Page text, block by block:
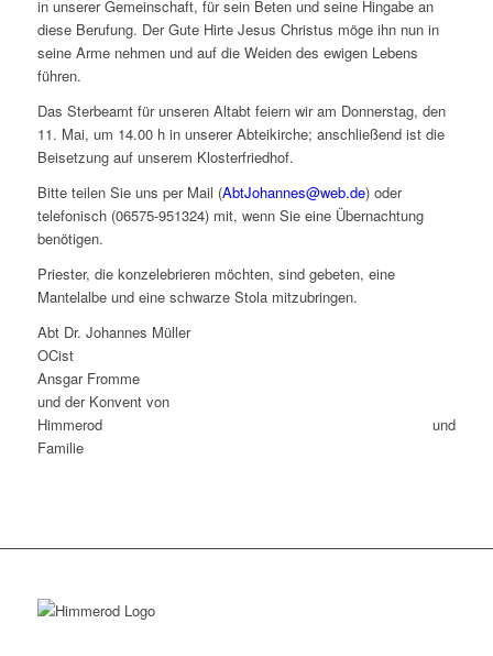
in unserer Gemeinschaft, für sein Beten und seine Hingabe an
diese Berufung. Der Gute Hirte Jesus Christus möge ihn nun in
seine Arme nehmen und auf die Weiden des ewigen Lebens
führen.
Das Sterbeamt für unseren Altabt feiern wir am Donnerstag, den
11. Mai, um 14.00 h in unserer Abteikirche; anschließend ist die
Beisetzung auf unserem Klosterfriedhof.
Bitte teilen Sie uns per Mail (AbtJohannes@web.de) oder
telefonisch (06575-951324) mit, wenn Sie eine Übernachtung
benötigen.
Priester, die konzelebrieren möchten, sind gebeten, eine
Mantelalbe und eine schwarze Stola mitzubringen.
Abt Dr. Johannes Müller
OCist
Ansgar Fromme
und der Konvent von
Himmerod und
Familie